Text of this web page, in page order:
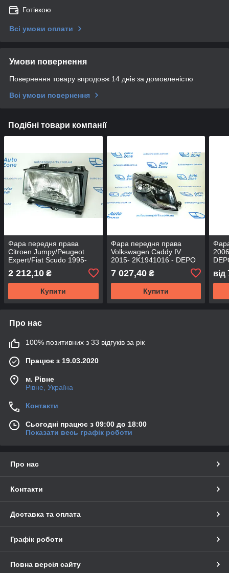
Готівкою
Всі умови оплати
Умови повернення
Повернення товару впродовж 14 днів за домовленістю
Всі умови повернення
Подібні товари компанії
Фара передня права
Citroen Jumpy/Peugeot
Expert/Fiat Scudo 1995-
2003 6205AK, 1474267080
- DEPO
2 212,10 ₴
Купити
Фара передня права
Volkswagen Caddy IV
2015- 2K1941016 - DEPO
7 027,40₴
Купити
від
Про нас
100% позитивних з 33 відгуків за рік
Працює з 19.03.2020
м. Рівне
Рівне, Україна
Контакти
Сьогодні працює з 09:00 до 18:00
Показати весь графік роботи
Про нас
Контакти
Доставка та оплата
Графік роботи
Повна версія сайту